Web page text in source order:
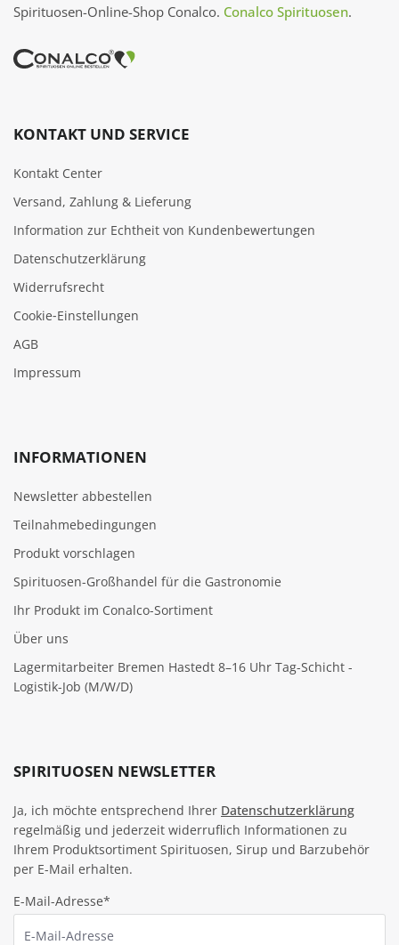
Spirituosen-Online-Shop Conalco. Conalco Spirituosen.
KONTAKT UND SERVICE
Kontakt Center
Versand, Zahlung & Lieferung
Information zur Echtheit von Kundenbewertungen
Datenschutzerklärung
Widerrufsrecht
Cookie‑Einstellungen
AGB
Impressum
INFORMATIONEN
Newsletter abbestellen
Teilnahmebedingungen
Produkt vorschlagen
Spirituosen-Großhandel für die Gastronomie
Ihr Produkt im Conalco-Sortiment
Über uns
Lagermitarbeiter Bremen Hastedt 8–16 Uhr Tag-Schicht -
Logistik-Job (M/W/D)
SPIRITUOSEN NEWSLETTER
Ja, ich möchte entsprechend Ihrer Datenschutzerklärung
regelmäßig und jederzeit widerruflich Informationen zu
Ihrem Produktsortiment Spirituosen, Sirup und Barzubehör
per E-Mail erhalten.
E-Mail-Adresse*